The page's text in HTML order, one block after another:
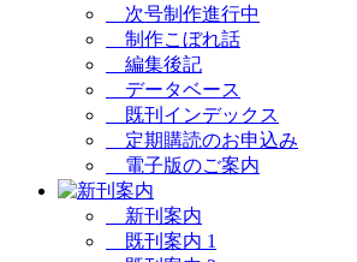
次号制作進行中
制作こぼれ話
編集後記
データベース
既刊インデックス
定期購読のお申込み
電子版のご案内
新刊案内
既刊案内 1